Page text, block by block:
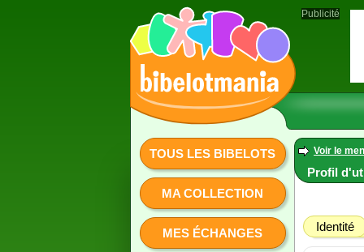
TOUS LES BIBELOTS
MA COLLECTION
MES ÉCHANGES
Voir le
Profil
Identité
Publicité